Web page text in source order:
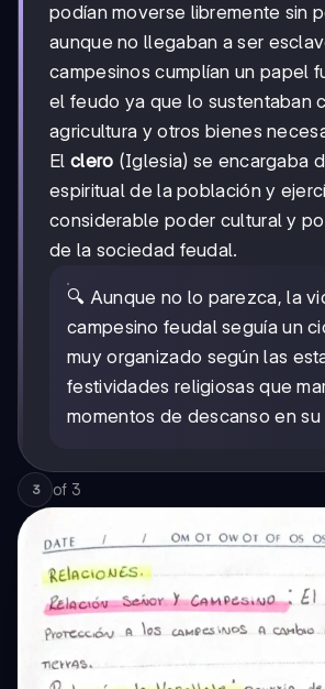
podían moverse libremente sin
aunque no llegaban a ser
campesinos cumplían un papel
el feudo ya que lo sustentaban
agricultura y otros bienes
El clero (Iglesia) se encargaba
espiritual de la población y
considerable poder cultural y
de la sociedad feudal.
🔍 Aunque no lo parezca, la
campesino feudal seguía un
muy organizado según las
festividades religiosas que
momentos de descanso en
3 of 3